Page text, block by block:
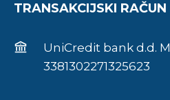
TRANSAKCIJSKI RAČUN
UniCredit bank d.d.
3381302271325623